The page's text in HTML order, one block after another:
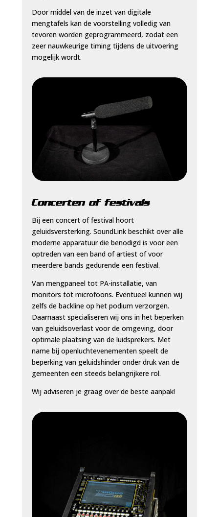
Door middel van de inzet van digitale
mengtafels kan de voorstelling volledig van
tevoren worden geprogrammeerd, zodat een
zeer nauwkeurige timing tijdens de uitvoering
mogelijk wordt.
Concerten of festivals
Bij een concert of festival hoort
geluidsversterking. SoundLink beschikt over alle
moderne apparatuur die benodigd is voor een
optreden van een band of artiest of voor
meerdere bands gedurende een festival.
Van mengpaneel tot PA-installatie, van
monitors tot microfoons. Eventueel kunnen wij
zelfs de backline op het podium verzorgen.
Daarnaast specialiseren wij ons in het beperken
van geluidsoverlast voor de omgeving, door
optimale plaatsing van de luidsprekers. Met
name bij openluchtevenementen speelt de
beperking van geluidshinder onder druk van de
gemeenten een steeds belangrijkere rol.
Wij adviseren je graag over de beste aanpak!